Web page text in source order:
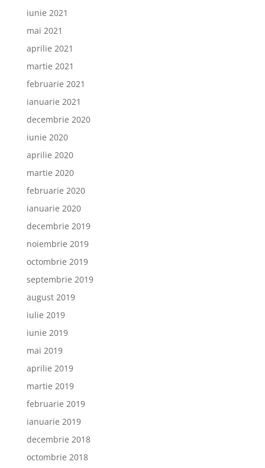
iunie 2021
mai 2021
aprilie 2021
martie 2021
februarie 2021
ianuarie 2021
decembrie 2020
iunie 2020
aprilie 2020
martie 2020
februarie 2020
ianuarie 2020
decembrie 2019
noiembrie 2019
octombrie 2019
septembrie 2019
august 2019
iulie 2019
iunie 2019
mai 2019
aprilie 2019
martie 2019
februarie 2019
ianuarie 2019
decembrie 2018
octombrie 2018